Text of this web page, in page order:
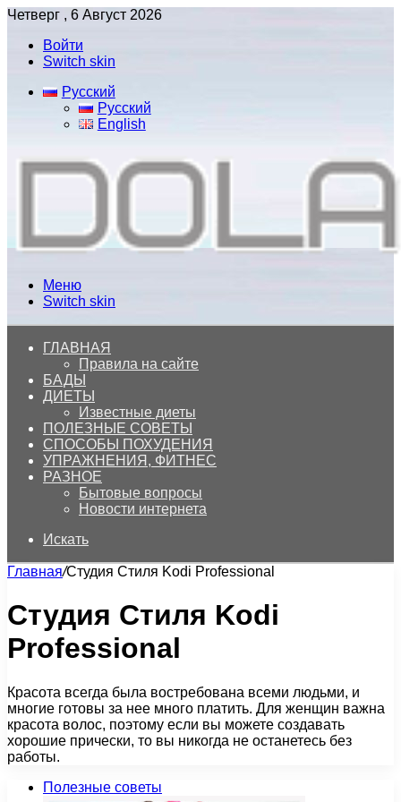
Четверг , 6 Август 2026
Войти
Switch skin
Русский
Русский
English
Меню
Switch skin
ГЛАВНАЯ
Правила на сайте
БАДЫ
ДИЕТЫ
Известные диеты
ПОЛЕЗНЫЕ СОВЕТЫ
СПОСОБЫ ПОХУДЕНИЯ
УПРАЖНЕНИЯ, ФИТНЕС
РАЗНОЕ
Бытовые вопросы
Новости интернета
Искать
Главная/Студия Стиля Kodi Professional
Студия Стиля Kodi
Professional
Красота всегда была востребована всеми людьми, и
многие готовы за нее много платить. Для женщин важна
красота волос, поэтому если вы можете создавать
хорошие прически, то вы никогда не останетесь без
работы.
Полезные советы